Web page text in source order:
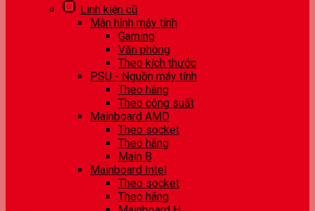
Linh kiện cũ
Màn hình máy tính
Gaming
Văn phòng
Theo kích thước
PSU - Nguồn máy tính
Theo hãng
Theo công suất
Mainboard AMD
Theo socket
Theo hãng
Main B
Mainboard Intel
Theo socket
Theo hãng